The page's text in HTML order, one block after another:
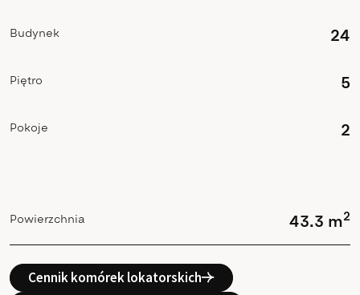
Budynek 24
Piętro 5
Pokoje 2
Powierzchnia 43.3 m2
Cennik komórek lokatorskich